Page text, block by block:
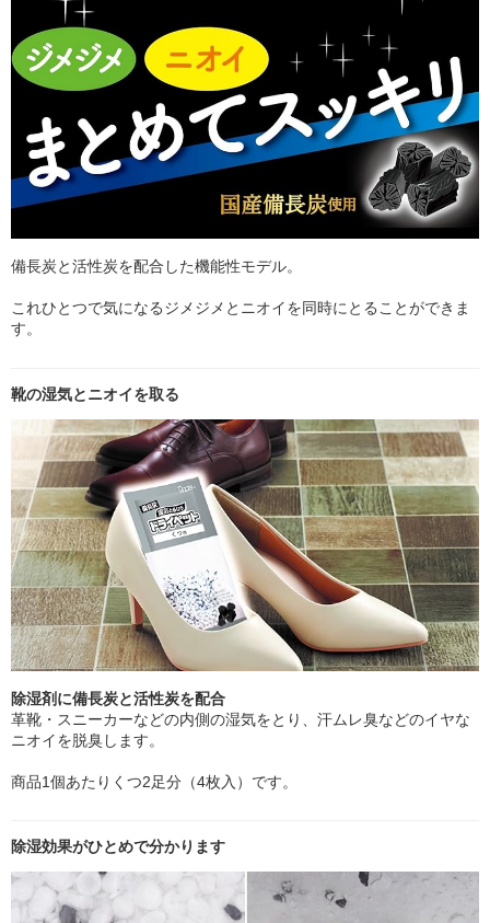
備長炭と活性炭を配合した機能性モデル。
これひとつで気になるジメジメとニオイを同時にとることができま
す。
靴の湿気とニオイを取る
除湿剤に備長炭と活性炭を配合
革靴・スニーカーなどの内側の湿気をとり、汗ムレ臭などのイヤな
ニオイを脱臭します。
商品1個あたりくつ2足分（4枚入）です。
除湿効果がひとめで分かります